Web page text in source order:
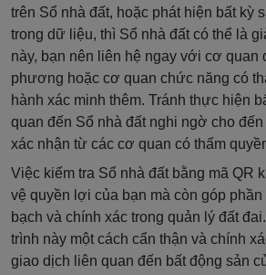
trên Sổ nhà đất, hoặc phát hiện bất kỳ
trong dữ liệu, thì Sổ nhà đất có thể là
này, bạn nên liên hệ ngay với cơ quan
phương hoặc cơ quan chức năng có
hành xác minh thêm. Tránh thực hiện
quan đến Sổ nhà đất nghi ngờ cho
xác nhận từ các cơ quan có thẩm
Việc kiểm tra Sổ nhà đất bằng mã QR
vệ quyền lợi của bạn mà còn góp
bạch và chính xác trong quản lý đất
trình này một cách cẩn thận và chính
giao dịch liên quan đến bất động sản